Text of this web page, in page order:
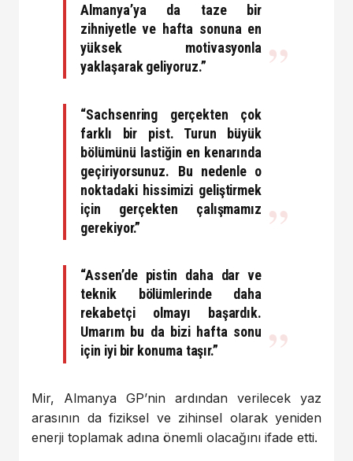
Almanya’ya da taze bir
zihniyetle ve hafta sonuna en
yüksek motivasyonla
yaklaşarak geliyoruz.”
“Sachsenring gerçekten çok
farklı bir pist. Turun büyük
bölümünü lastiğin en kenarında
geçiriyorsunuz. Bu nedenle o
noktadaki hissimizi geliştirmek
için gerçekten çalışmamız
gerekiyor.”
“Assen’de pistin daha dar ve
teknik bölümlerinde daha
rekabetçi olmayı başardık.
Umarım bu da bizi hafta sonu
için iyi bir konuma taşır.”
Mir, Almanya GP’nin ardından verilecek yaz
arasının da fiziksel ve zihinsel olarak yeniden
enerji toplamak adına önemli olacağını ifade etti.